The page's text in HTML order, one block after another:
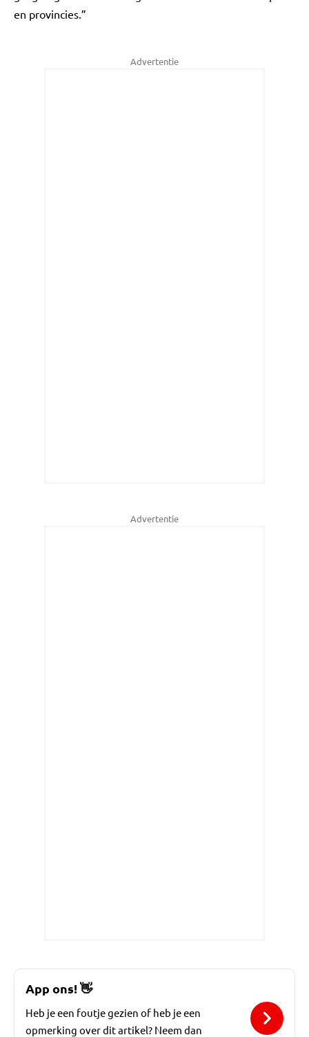
en provincies.”
Advertentie
Advertentie
App ons!👋
Heb je een foutje gezien of heb je een
opmerking over dit artikel? Neem dan